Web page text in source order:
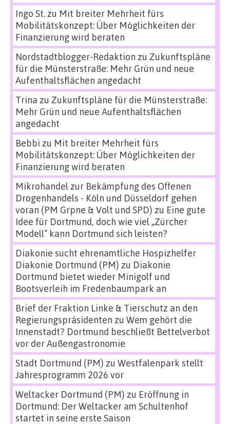
Ingo St.zu Mit breiter Mehrheit fürs
Mobilitätskonzept: Über Möglichkeiten der
Finanzierung wird beraten
Nordstadtblogger-Redaktion zu Zukunftspläne
für die Münsterstraße: Mehr Grün und neue
Aufenthaltsflächen angedacht
Trina zu Zukunftspläne für die Münsterstraße:
Mehr Grün und neue Aufenthaltsflächen
angedacht
Bebbi zu Mit breiter Mehrheit fürs
Mobilitätskonzept: Über Möglichkeiten der
Finanzierung wird beraten
Mikrohandel zur Bekämpfung des Offenen
Drogenhandels - Köln und Düsseldorf gehen
voran (PM Grpne & Volt und SPD) zu Eine gute
Idee für Dortmund, doch wie viel „Zürcher
Modell“ kann Dortmund sich leisten?
Diakonie sucht ehrenamtliche Hospizhelfer
Diakonie Dortmund (PM) zu Diakonie
Dortmund bietet wieder Minigolf und
Bootsverleih im Fredenbaumpark an
Brief der Fraktion Linke & Tierschutz an den
Regierungspräsidenten zu Wem gehört die
Innenstadt? Dortmund beschließt Bettelverbot
vor der Außengastronomie
Stadt Dortmund (PM) zu Westfalenpark stellt
Jahresprogramm 2026 vor
Weltacker Dortmund (PM) zu Eröffnung in
Dortmund: Der Weltacker am Schultenhof
startet in seine erste Saison